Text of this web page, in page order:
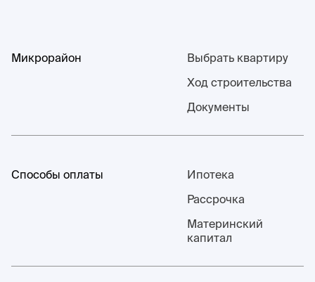
Микрорайон
Выбрать квартиру
Ход строительства
Документы
Способы оплаты
Ипотека
Рассрочка
Материнский
капитал